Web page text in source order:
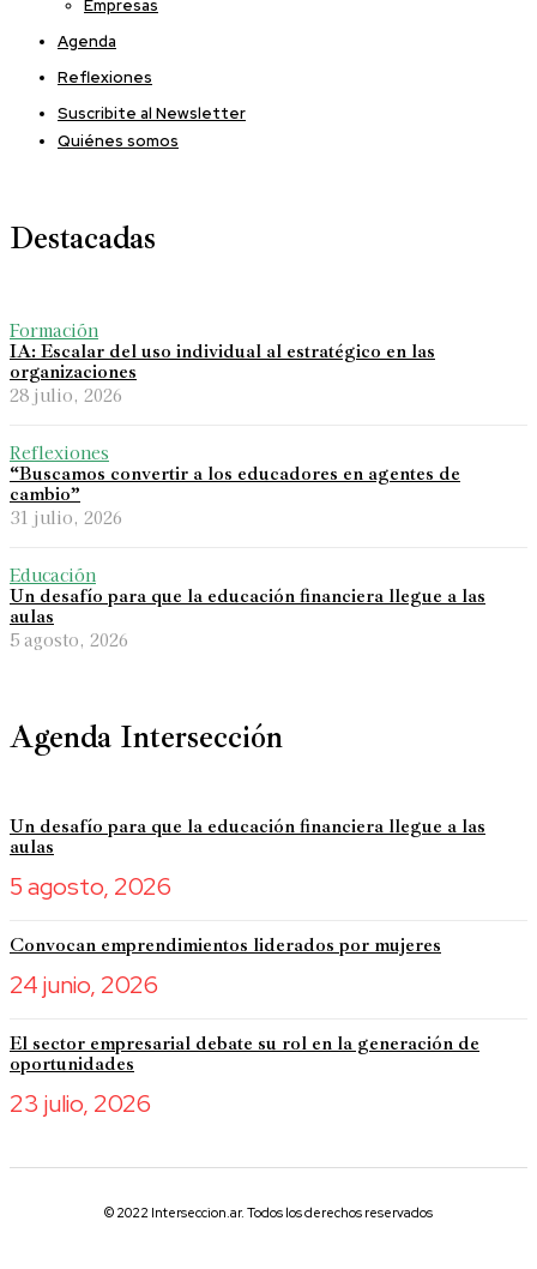
Empresas
Agenda
Reflexiones
Suscribite al Newsletter
Quiénes somos
Destacadas
Formación
IA: Escalar del uso individual al estratégico en las
organizaciones
28 julio, 2026
Reflexiones
“Buscamos convertir a los educadores en agentes de
cambio”
31 julio, 2026
Educación
Un desafío para que la educación financiera llegue a las
aulas
5 agosto, 2026
Agenda Intersección
Un desafío para que la educación financiera llegue a las
aulas
5 agosto, 2026
Convocan emprendimientos liderados por mujeres
24 junio, 2026
El sector empresarial debate su rol en la generación de
oportunidades
23 julio, 2026
© 2022 Interseccion.ar. Todos los derechos reservados